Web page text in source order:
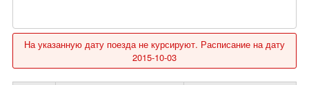
На указанную дату поезда не курсируют. Расписание на дату
2015-10-03